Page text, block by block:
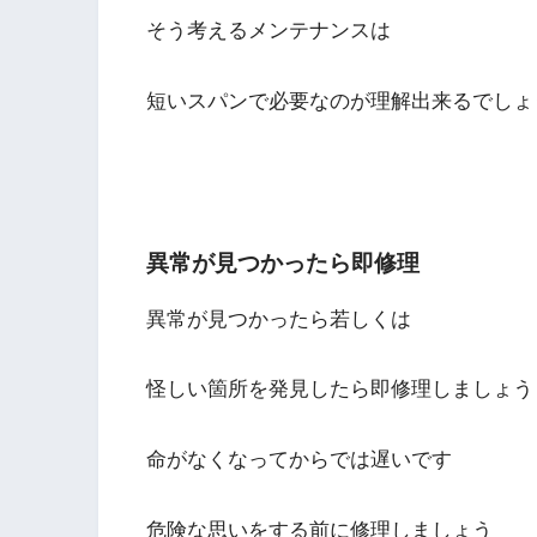
そう考えるメンテナンスは
短いスパンで必要なのが理解出来るでし
異常が見つかったら即修理
異常が見つかったら若しくは
怪しい箇所を発見したら即修理しましょう
命がなくなってからでは遅いです
危険な思いをする前に修理しましょう